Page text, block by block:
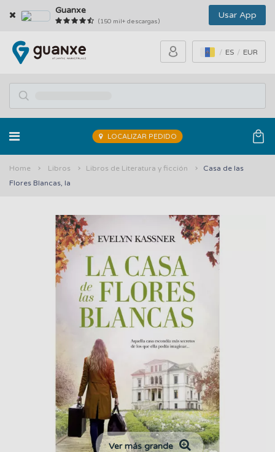
Guanxe
(150 mil+ descargas)
Usar App
ES EUR
LOCALIZAR PEDIDO
Home Libros Libros de Literatura y ficción
Casa de las
Flores Blancas, la
Ver más grande